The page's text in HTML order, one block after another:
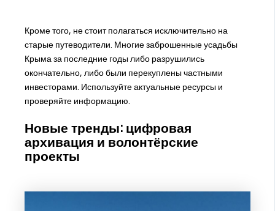
Кроме того, не стоит полагаться исключительно на
старые путеводители. Многие заброшенные усадьбы
Крыма за последние годы либо разрушились
окончательно, либо были перекуплены частными
инвесторами. Используйте актуальные ресурсы и
проверяйте информацию.
Новые тренды: цифровая
архивация и волонтёрские
проекты